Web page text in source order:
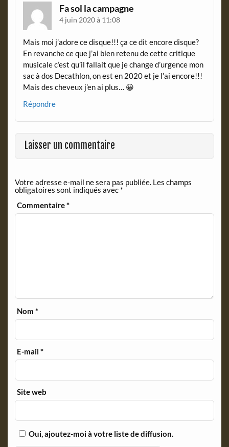
Fa sol la campagne
4 juin 2020 à 11:08
Mais moi j’adore ce disque!!! ça ce dit encore disque?
En revanche ce que j’ai bien retenu de cette critique
musicale c’est qu’il fallait que je change d’urgence mon
sac à dos Decathlon, on est en 2020 et je l’ai encore!!!
Mais des cheveux j’en ai plus… 😀
Répondre
Laisser un commentaire
Votre adresse e-mail ne sera pas publiée. Les champs
obligatoires sont indiqués avec *
Commentaire*
Nom*
E-mail*
Site web
Oui, ajoutez-moi à votre liste de diffusion.